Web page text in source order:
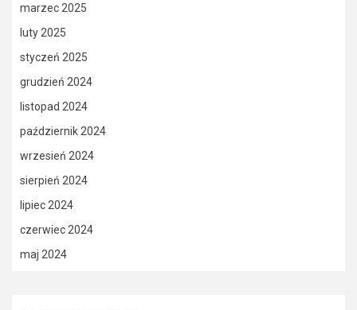
marzec 2025
luty 2025
styczeń 2025
grudzień 2024
listopad 2024
październik 2024
wrzesień 2024
sierpień 2024
lipiec 2024
czerwiec 2024
maj 2024